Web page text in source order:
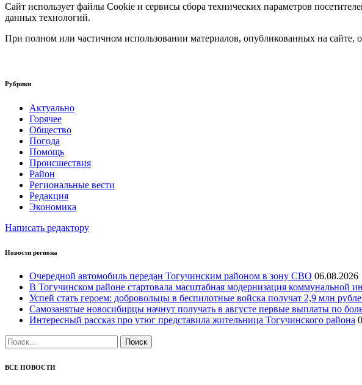
Сайт использует файлы Cookie и сервисы сбора технических параметров
данных технологий.
При полном или частичном использовании материалов, опубликованных на сайте,
Рубрики
Актуально
Горячее
Общество
Погода
Помощь
Происшествия
Район
Региональные вести
Редакция
Экономика
Написать редактору
Новости региона
Очередной автомобиль передан Тогучинским районом в зону СВО 06.08.2026
В Тогучинском районе стартовала масштабная модернизация коммунальной
Успей стать героем: добровольцы в беспилотные войска получат 2,9 млн
Самозанятые новосибирцы начнут получать в августе первые выплаты по
Интересный рассказ про утюг представила жительница Тогучинского района
Найти:
ВСЕ НОВОСТИ